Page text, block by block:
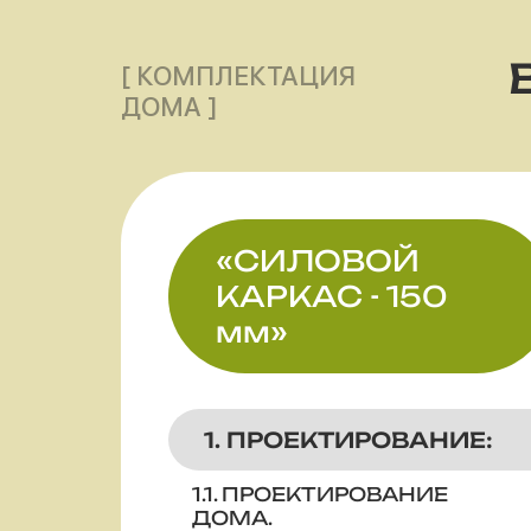
[ КОМПЛЕКТАЦИЯ
ДОМА ]
«СИЛОВОЙ
КАРКАС - 150
мм»
1. ПРОЕКТИРОВАНИЕ:
1.1. ПРОЕКТИРОВАНИЕ
ДОМА.